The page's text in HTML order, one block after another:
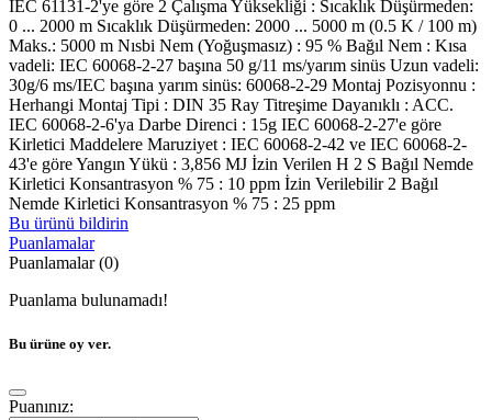
IEC 61131-2'ye göre 2 Çalışma Yüksekliği : Sıcaklık Düşürmeden:
0 ... 2000 m Sıcaklık Düşürmeden: 2000 ... 5000 m (0.5 K / 100 m)
Maks.: 5000 m Nısbi Nem (Yoğuşmasız) : 95 % Bağıl Nem : Kısa
vadeli: IEC 60068-2-27 başına 50 g/11 ms/yarım sinüs Uzun vadeli:
30g/6 ms/IEC başına yarım sinüs: 60068-2-29 Montaj Pozisyonnu :
Herhangi Montaj Tipi : DIN 35 Ray Titreşime Dayanıklı : ACC.
IEC 60068-2-6'ya Darbe Direnci : 15g IEC 60068-2-27'e göre
Kirletici Maddelere Maruziyet : IEC 60068-2-42 ve IEC 60068-2-
43'e göre Yangın Yükü : 3,856 MJ İzin Verilen H 2 S Bağıl Nemde
Kirletici Konsantrasyon % 75 : 10 ppm İzin Verilebilir 2 Bağıl
Nemde Kirletici Konsantrasyon % 75 : 25 ppm
Bu ürünü bildirin
Puanlamalar
Puanlamalar (0)
Puanlama bulunamadı!
Bu ürüne oy ver.
Puanınız: